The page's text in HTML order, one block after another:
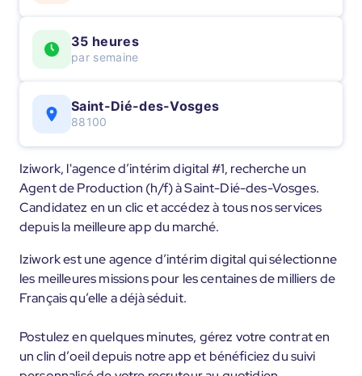
35 heures
par semaine
Saint-Dié-des-Vosges
88100
Iziwork, l'agence d’intérim digital #1, recherche un
Agent de Production (h/f) à Saint-Dié-des-Vosges.
Candidatez en un clic et accédez à tous nos services
depuis la meilleure app du marché.
Iziwork est une agence d’intérim digital qui sélectionne
les meilleures missions pour les centaines de milliers de
Français qu’elle a déjà séduit.
Postulez en quelques minutes, gérez votre contrat en
un clin d’oeil depuis notre app et bénéficiez du suivi